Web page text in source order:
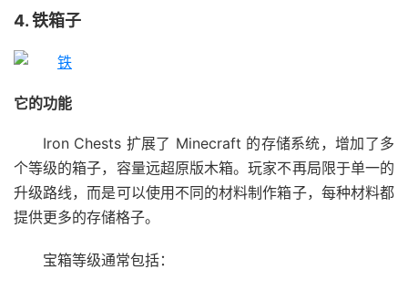
4. 铁箱子
它的功能
Iron Chests 扩展了 Minecraft 的存储系统，增加了多
个等级的箱子，容量远超原版木箱。玩家不再局限于单一的
升级路线，而是可以使用不同的材料制作箱子，每种材料都
提供更多的存储格子。
宝箱等级通常包括：